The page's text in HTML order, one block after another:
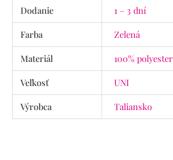
Dodanie
1 – 3 dní
Farba
Zelená
Materiál
100% polyester
Veľkosť
UNI
Výrobca
Taliansko